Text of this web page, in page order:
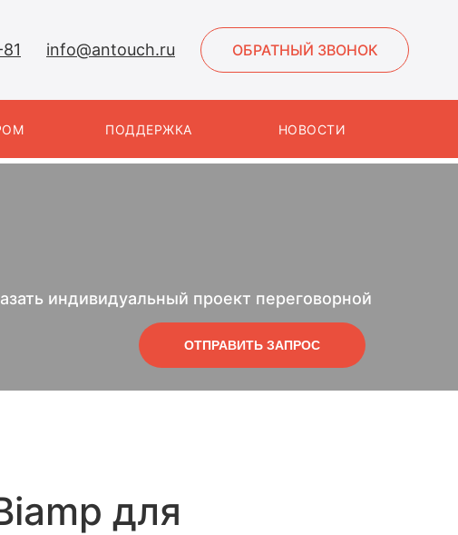
info@antouch.ru ОБРАТНЫЙ ЗВОНОК
ПОДДЕРЖКА НОВОСТИ
ОТПРАВИТЬ ЗАПРОС
индивидуальный проект переговорной
для